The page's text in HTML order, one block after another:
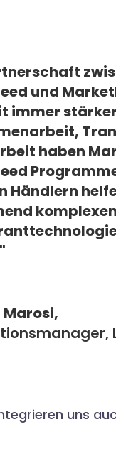
und
immer
haben
Händlern
uns